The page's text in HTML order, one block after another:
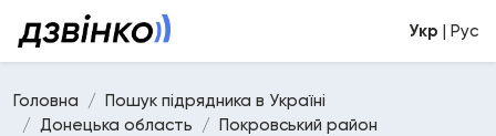
Укр | Рус
Головна
Пошук підрядника в Україні
Донецька область
Покровський район